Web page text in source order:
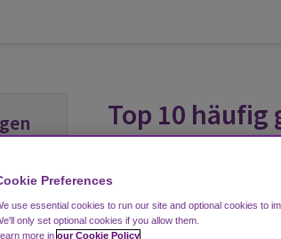
Fragen
Top 10 häufig
Ich kann meine
Wann erhalte ich
Buchungsbestätigung
Preferences
use essential cookies to run our site and optional cookies to
only set optional cookies if you allow them.
more in our Cookie Policy